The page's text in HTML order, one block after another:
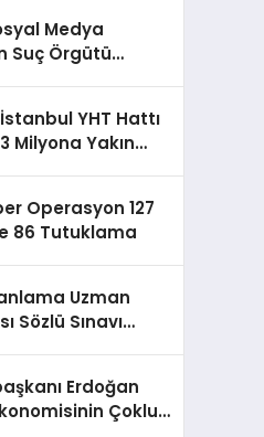
Medya
Suç Örgütü
YHT Hattı
Milyona Yakın
Operasyon 127
86 Tutuklama
Uzman
Sözlü Sınavı
Erdoğan
Çoklu